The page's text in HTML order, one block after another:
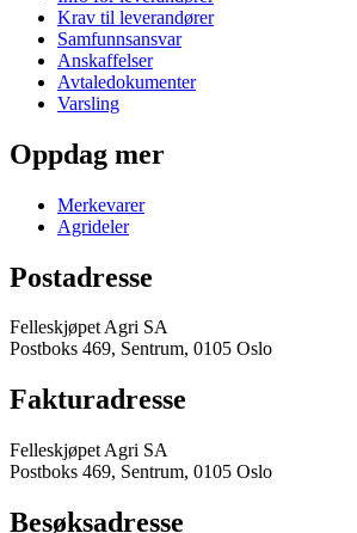
Krav til leverandører
Samfunnsansvar
Anskaffelser
Avtaledokumenter
Varsling
Oppdag mer
Merkevarer
Agrideler
Postadresse
Felleskjøpet Agri SA
Postboks 469, Sentrum, 0105 Oslo
Fakturadresse
Felleskjøpet Agri SA
Postboks 469, Sentrum, 0105 Oslo
Besøksadresse